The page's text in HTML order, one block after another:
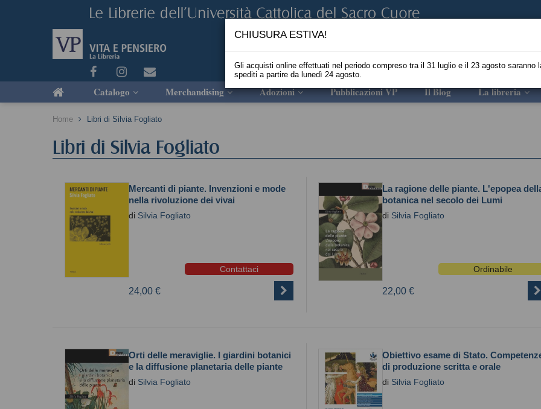
Catalogo Merchandising Adozioni Pubblicazioni VP Il Blog La libreria
Home Libri di Silvia Fogliato
Libri di Silvia Fogliato
Mercanti di piante. Invenzioni e mode
nella rivoluzione dei vivai
di Silvia Fogliato
Contattaci
24,00 €
La ragione delle piante. L'epopea
botanica nel secolo dei Lumi
di Silvia Fogliato
Ordinabile
22,00 €
Orti delle meraviglie. I giardini botanici
e la diffusione planetaria delle piante
di Silvia Fogliato
Obiettivo esame di Stato.
di produzione scritta e orale
di Silvia Fogliato
CHIUSURA ESTIVA!
Gli acquisti online effettuati nel periodo compreso tra il 31 luglio e il 23 agosto saranno
spediti a partire da lunedì 24 agosto.